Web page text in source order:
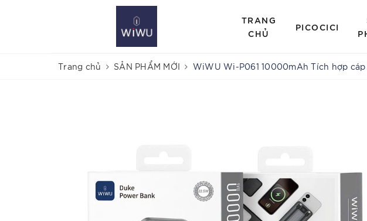
TRANG
CHỦ
PICOCICI
Trang chủ SẢN PHẨM MỚI WiWU Wi-P061 10000mAh Tích hợp